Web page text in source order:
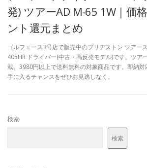
発) ツアーAD M-65 1W｜価
ント還元まとめ
ゴルフエース3号店で販売中のブリヂストン ツアー
405HR ドライバー(中古・高反発モデル)です。ツア
載。3980円以上で送料無料の対象商品です。即納
手に入るチャンスをぜひお見逃しなく。
検索
検索